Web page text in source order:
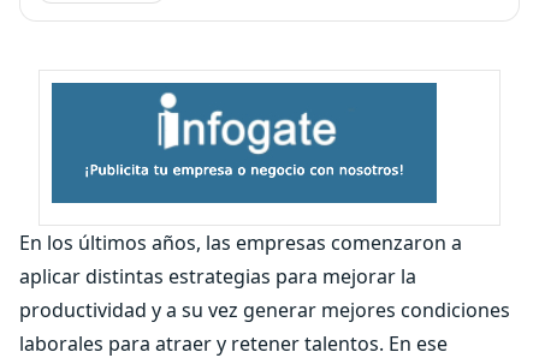
En los últimos años, las empresas comenzaron a
aplicar distintas estrategias para mejorar la
productividad y a su vez generar mejores condiciones
laborales para atraer y retener talentos. En ese